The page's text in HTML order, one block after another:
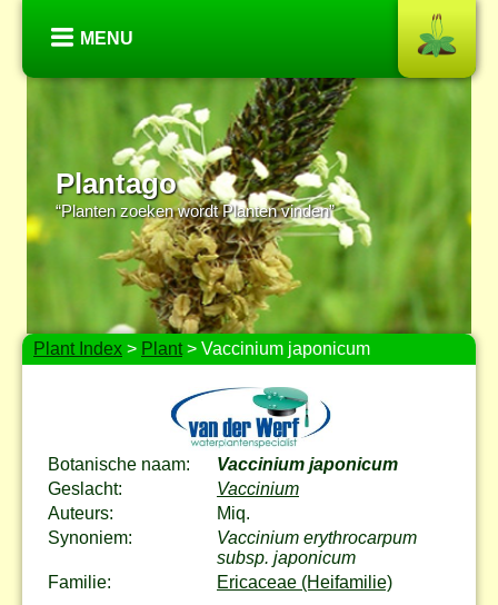
MENU
Plantago
“Planten zoeken wordt Planten vinden”
Plant Index > Plant> Vaccinium japonicum
Botanische naam:
Vaccinium japonicum
Geslacht:
Vaccinium
Auteurs:
Miq.
Synoniem:
Vaccinium erythrocarpum
subsp. japonicum
Familie:
Ericaceae (Heifamilie)